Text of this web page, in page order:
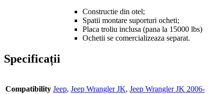
Constructie din otel;
Spatii montare suporturi ocheti;
Placa troliu inclusa (pana la 15000 lbs)
Ochetii se comercializeaza separat.
Specificații
Compatibility Jeep, Jeep Wrangler JK, Jeep Wrangler JK 2006-